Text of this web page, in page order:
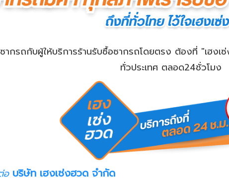
ากรถกับผู้ให้บริการร้านรับซื้อซากรถโดยตรง ต้องที่ "เฮงเ
ทั่วประเทศ ตลอด24ชั่วโมง
อ บริษัท เฮงเซ่งฮวด จำกัด